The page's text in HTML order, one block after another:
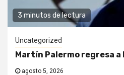
3 minutos de lectura
Uncategorized
Martín Palermo regresa a
agosto 5, 2026